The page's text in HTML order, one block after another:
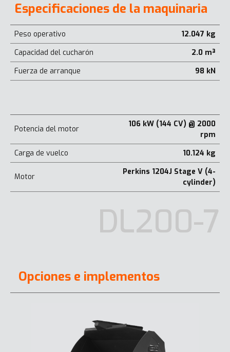
Especificaciones de la maquinaria
Peso operativo
12.047 kg
Capacidad del cucharón
2.0 m³
Fuerza de arranque
98 kN
Potencia del motor
106 kW (144 CV) @ 2000
rpm
Carga de vuelco
10.124 kg
Motor
Perkins 1204J Stage V (4-
cylinder)
DL200-7
Opciones e implementos